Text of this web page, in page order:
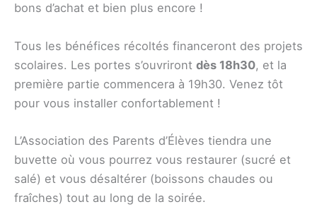
bons d’achat et bien plus encore !
Tous les bénéfices récoltés financeront des projets
scolaires. Les portes s’ouvriront dès 18h30, et la
première partie commencera à 19h30. Venez tôt
pour vous installer confortablement !
L’Association des Parents d’Élèves tiendra une
buvette où vous pourrez vous restaurer (sucré et
salé) et vous désaltérer (boissons chaudes ou
fraîches) tout au long de la soirée.